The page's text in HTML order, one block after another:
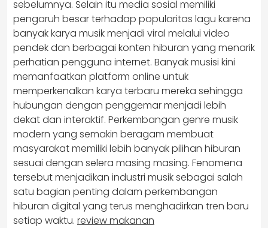
sebelumnya. Selain itu media sosial memiliki
pengaruh besar terhadap popularitas lagu karena
banyak karya musik menjadi viral melalui video
pendek dan berbagai konten hiburan yang menarik
perhatian pengguna internet. Banyak musisi kini
memanfaatkan platform online untuk
memperkenalkan karya terbaru mereka sehingga
hubungan dengan penggemar menjadi lebih
dekat dan interaktif. Perkembangan genre musik
modern yang semakin beragam membuat
masyarakat memiliki lebih banyak pilihan hiburan
sesuai dengan selera masing masing. Fenomena
tersebut menjadikan industri musik sebagai salah
satu bagian penting dalam perkembangan
hiburan digital yang terus menghadirkan tren baru
setiap waktu. review makanan